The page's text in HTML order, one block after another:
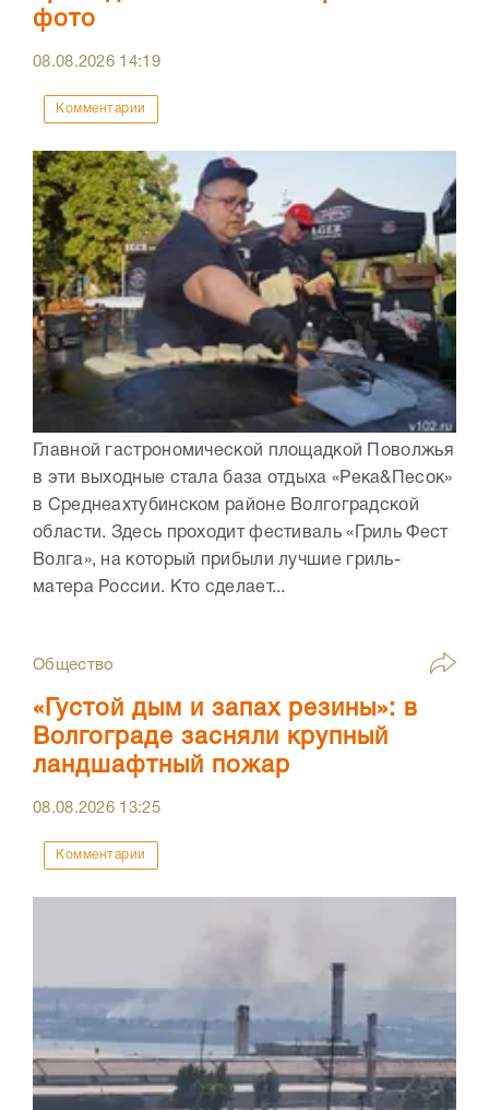
фото
08.08.2026 14:19
Комментарии
Главной гастрономической площадкой Поволжья
в эти выходные стала база отдыха «Река&Песок»
в Среднеахтубинском районе Волгоградской
области. Здесь проходит фестиваль «Гриль Фест
Волга», на который прибыли лучшие гриль-
матера России. Кто сделает...
Общество
«Густой дым и запах резины»: в
Волгограде засняли крупный
ландшафтный пожар
08.08.2026 13:25
Комментарии